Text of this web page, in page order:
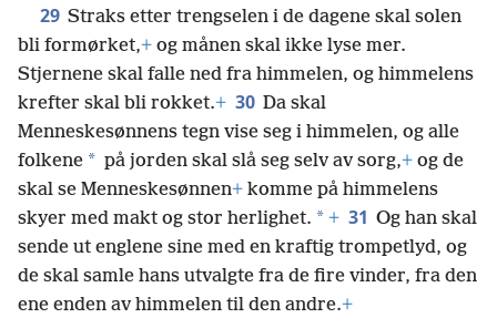
29 Straks etter trengselen i de dagene skal solen
bli formørket,+ og månen skal ikke lyse mer.
Stjernene skal falle ned fra himmelen, og himmelens
krefter skal bli rokket.+ 30 Da skal
Menneskesønnens tegn vise seg i himmelen, og alle
folkene * på jorden skal slå seg selv av sorg,+ og de
skal se Menneskesønnen+ komme på himmelens
skyer med makt og stor herlighet. * + 31 Og han skal
sende ut englene sine med en kraftig trompetlyd, og
de skal samle hans utvalgte fra de fire vinder, fra den
ene enden av himmelen til den andre.+